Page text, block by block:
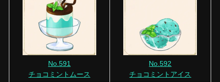
No.591
チョコミントムース
No.592
チョコミントアイス